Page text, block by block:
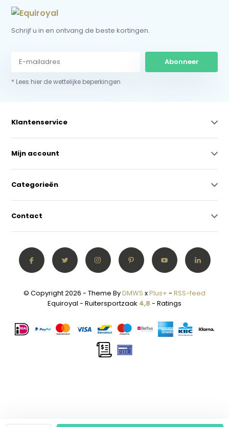
Schrijf u in en ontvang de beste kortingen.
Abonneer
* Lees hier de wettelijke beperkingen
Klantenservice
Mijn account
Categorieën
Contact
© Copyright 2026 - Theme ByDMWS xPlus+ - RSS-feed
Equiroyal - Ruitersportzaak 4,8 - Ratings